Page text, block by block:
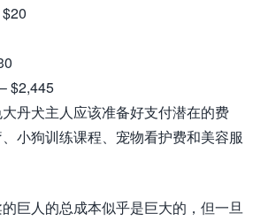
$2,445
丹犬主人应该准备好支付潜在的费
小狗训练课程、宠物看护费和美容服
巨人的总成本似乎是巨大的，但一旦